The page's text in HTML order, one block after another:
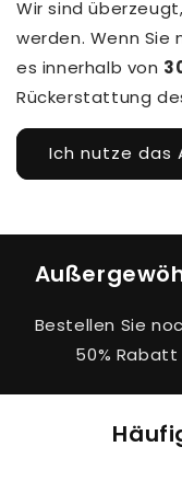
Wir sind
werden. Wenn Sie
es innerhalb von
Rückerstattung
Ich nutze das
Bestellen Sie
50%